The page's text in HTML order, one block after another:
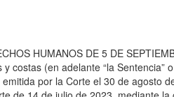
HUMANOS DE 5 DE
costas (en adelante “la
por la Corte el 30 de agosto